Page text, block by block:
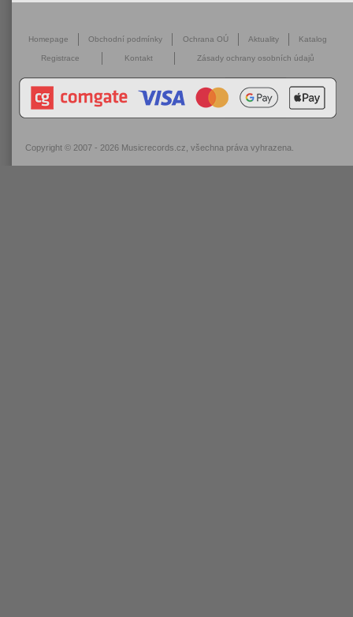
Homepage Obchodní podmínky Ochrana OÚ Aktuality Katalog
Registrace Kontakt Zásady ochrany osobních údajů
Copyright © 2007 - 2026 Musicrecords.cz , všechna práva vyhrazena.